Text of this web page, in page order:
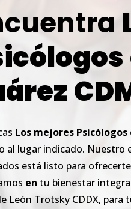
Los mejores Psicólogos
al lugar indicado.
está listo para
en tu bienestar
León Trotsky CDDX, para